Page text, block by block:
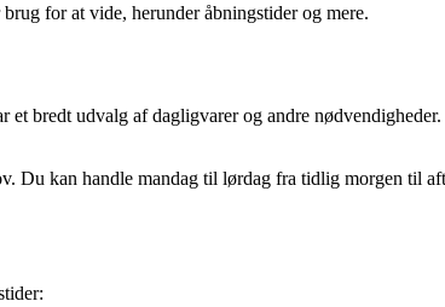
for at vide, herunder åbningstider og mere.
bredt udvalg af dagligvarer og andre
kan handle mandag til lørdag fra tidlig morgen til